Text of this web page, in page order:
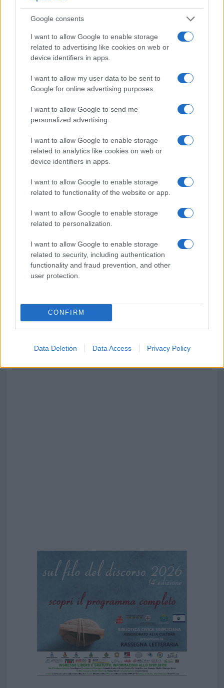
Google consents
I want to allow Google to enable storage
related to advertising like cookies on web or
device identifiers in apps.
I want to allow my user data to be sent to
Google for online advertising purposes.
I want to allow Google to send me
personalized advertising.
I want to allow Google to enable storage
related to analytics like cookies on web or
device identifiers in apps.
I want to allow Google to enable storage
related to functionality of the website or app.
I want to allow Google to enable storage
related to personalization.
I want to allow Google to enable storage
related to security, including authentication
functionality and fraud prevention, and other
user protection.
CONFIRM
Data Deletion Data Access Privacy Policy
Turiste si perdono a Tavolara: salvate dai vigili
del fuoco
Meteo Olbia 6 agosto, migliora il tempo in
Gallura
Incidente Olbia, poliziotto in vacanza salva 6
persone: due bimbi tra i feriti
Red Valley Festival, musica no-stop a Olbia fino
alle 5